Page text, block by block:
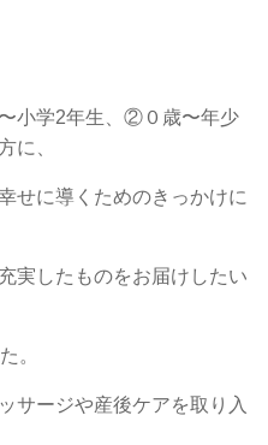
小学2年生、②０歳〜年少
に、
せに導くためのきっかけに
実したものをお届けしたい
。
サージや産後ケアを取り入